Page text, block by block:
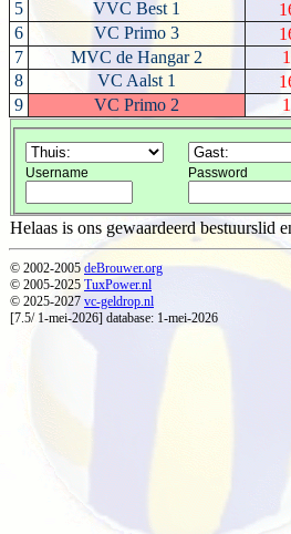
5
VVC Best 1
6
VC Primo 3
7
MVC de Hangar 2
8
VC Aalst 1
9
VC Primo 2
Username Password
Helaas is ons gewaardeerd bestuurslid
© 2002-2005 deBrouwer.org
© 2005-2025 TuxPower.nl
© 2025-2027 vc-geldrop.nl
[7.5/ 1-mei-2026] database: 1-mei-2026